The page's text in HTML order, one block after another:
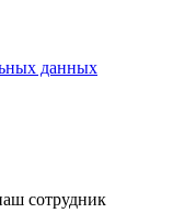
данных
сотрудник